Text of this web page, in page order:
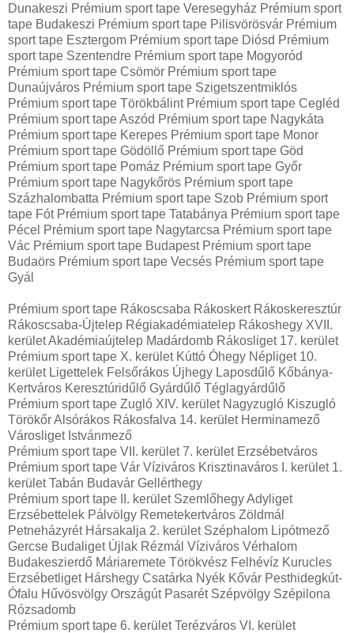
Dunakeszi Prémium sport tape Veresegyház Prémium sport
tape Budakeszi Prémium sport tape Pilisvörösvár Prémium
sport tape Esztergom Prémium sport tape Diósd Prémium
sport tape Szentendre Prémium sport tape Mogyoród
Prémium sport tape Csömör Prémium sport tape
Dunaújváros Prémium sport tape Szigetszentmiklós
Prémium sport tape Törökbálint Prémium sport tape Cegléd
Prémium sport tape Aszód Prémium sport tape Nagykáta
Prémium sport tape Kerepes Prémium sport tape Monor
Prémium sport tape Gödöllő Prémium sport tape Göd
Prémium sport tape Pomáz Prémium sport tape Győr
Prémium sport tape Nagykőrös Prémium sport tape
Százhalombatta Prémium sport tape Szob Prémium sport
tape Fót Prémium sport tape Tatabánya Prémium sport tape
Pécel Prémium sport tape Nagytarcsa Prémium sport tape
Vác Prémium sport tape Budapest Prémium sport tape
Budaörs Prémium sport tape Vecsés Prémium sport tape
Gyál
Prémium sport tape Rákoscsaba Rákoskert Rákoskeresztúr
Rákoscsaba-Újtelep Régiakadémiatelep Rákoshegy XVII.
kerület Akadémiaújtelep Madárdomb Rákosliget 17. kerület
Prémium sport tape X. kerület Kúttó Óhegy Népliget 10.
kerület Ligettelek Felsőrákos Újhegy Laposdűlő Kőbánya-
Kertváros Keresztúridűlő Gyárdűlő Téglagyárdűlő
Prémium sport tape Zugló XIV. kerület Nagyzugló Kiszugló
Törökőr Alsórákos Rákosfalva 14. kerület Herminamező
Városliget Istvánmező
Prémium sport tape VII. kerület 7. kerület Erzsébetváros
Prémium sport tape Vár Víziváros Krisztinaváros I. kerület 1.
kerület Tabán Budavár Gellérthegy
Prémium sport tape II. kerület Szemlőhegy Adyliget
Erzsébettelek Pálvölgy Remetekertváros Zöldmál
Petneházyrét Hársakalja 2. kerület Széphalom Lipótmező
Gercse Budaliget Újlak Rézmál Víziváros Vérhalom
Budakeszierdő Máriaremete Törökvész Felhévíz Kurucles
Erzsébetliget Hárshegy Csatárka Nyék Kővár Pesthidegkút-
Ófalu Hűvösvölgy Országút Pasarét Szépvölgy Szépilona
Rózsadomb
Prémium sport tape 6. kerület Terézváros VI. kerület